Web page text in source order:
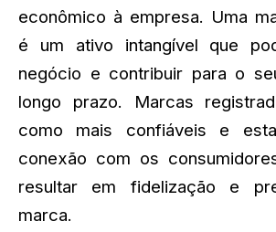
econômico à empresa. Uma
é um ativo intangível que
negócio e contribuir para o
longo prazo. Marcas
como mais confiáveis e
conexão com os
resultar em fidelização e
marca.